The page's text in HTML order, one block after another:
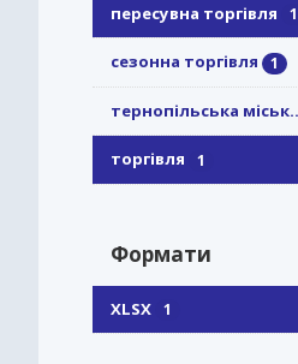
пересувна торгівля 1
сезонна торгівля 1
тернопільська
торгівля 1
Формати
XLSX 1